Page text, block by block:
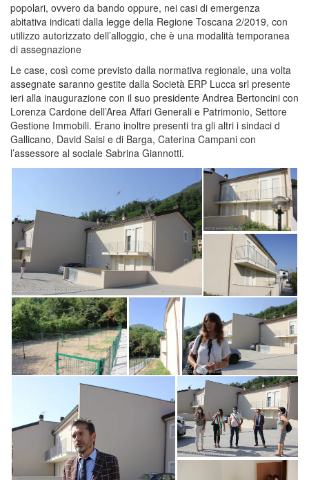
popolari, ovvero da bando oppure, nei casi di emergenza
abitativa indicati dalla legge della Regione Toscana 2/2019, con
utilizzo autorizzato dell’alloggio, che è una modalità temporanea
di assegnazione
Le case, così come previsto dalla normativa regionale, una volta
assegnate saranno gestite dalla Società ERP Lucca srl presente
ieri alla inaugurazione con il suo presidente Andrea Bertoncini con
Lorenza Cardone dell’Area Affari Generali e Patrimonio, Settore
Gestione Immobili. Erano inoltre presenti tra gli altri i sindaci d
Gallicano, David Saisi e di Barga, Caterina Campani con
l’assessore al sociale Sabrina Giannotti.